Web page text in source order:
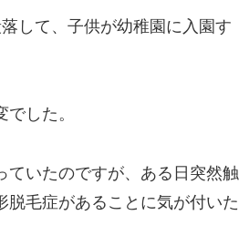
して、子供が幼稚園に入園す
した。
ていたのですが、ある日突然触
脱毛症があることに気が付いた